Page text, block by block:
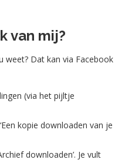
van mij?
weet? Dat kan via Facebook
(via het pijltje
kopie downloaden van je
downloaden’. Je vult